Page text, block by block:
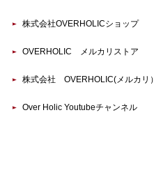
株式会社OVERHOLICショップ
OVERHOLIC メルカリストア
株式会社 OVERHOLIC(メルカリ）
Over Holic Youtubeチャンネル